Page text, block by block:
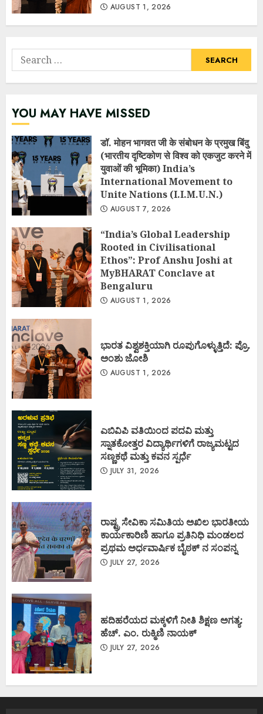
AUGUST 1, 2026
Search
for:
YOU MAY HAVE MISSED
डॉ. मोहन भागवत जी के संबोधन के प्रमुख बिंदु
(भारतीय दृष्टिकोण से विश्व को एकजुट करने में
युवाओं की भूमिका) India’s
International Movement to
Unite Nations (I.I.M.U.N.)
AUGUST 7, 2026
“India’s Global Leadership
Rooted in Civilisational
Ethos”: Prof Anshu Joshi at
MyBHARAT Conclave at
Bengaluru
AUGUST 1, 2026
ಭಾರತ ವಿಶ್ವಶಕ್ತಿಯಾಗಿ ರೂಪುಗೊಳ್ಳುತ್ತಿದೆ: ಪ್ರೊ.
ಅಂಶು ಜೋಶಿ
AUGUST 1, 2026
ಎಬಿವಿಪಿ ವತಿಯಿಂದ ಪದವಿ ಮತ್ತು
ಸ್ನಾತಕೋತ್ತರ ವಿದ್ಯಾರ್ಥಿಗಳಿಗೆ ರಾಜ್ಯಮಟ್ಟದ
ಸಣ್ಣಕಥೆ ಮತ್ತು ಕವನ ಸ್ಪರ್ಧೆ
JULY 31, 2026
ರಾಷ್ಟ್ರ ಸೇವಿಕಾ ಸಮಿತಿಯ ಅಖಿಲ ಭಾರತೀಯ
ಕಾರ್ಯಕಾರಿಣಿ ಹಾಗೂ ಪ್ರತಿನಿಧಿ ಮಂಡಲದ
ಪ್ರಥಮ ಅರ್ಧವಾರ್ಷಿಕ ಬೈಠಕ್ ನ ಸಂಪನ್ನ
JULY 27, 2026
ಹದಿಹರೆಯದ ಮಕ್ಕಳಿಗೆ ನೀತಿ ಶಿಕ್ಷಣ ಅಗತ್ಯ:
ಹೆಚ್. ಎಂ. ರುಕ್ಮಿಣಿ ನಾಯಕ್
JULY 27, 2026